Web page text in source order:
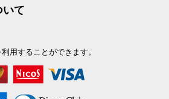
いて
用することができます。